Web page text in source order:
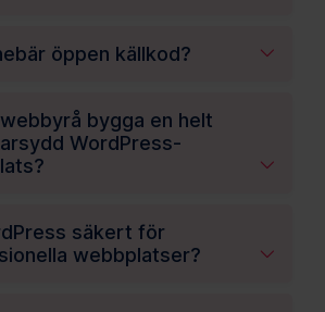
öppen källkod?
bygga en helt
WordPress-
säkert för
webbplatser?